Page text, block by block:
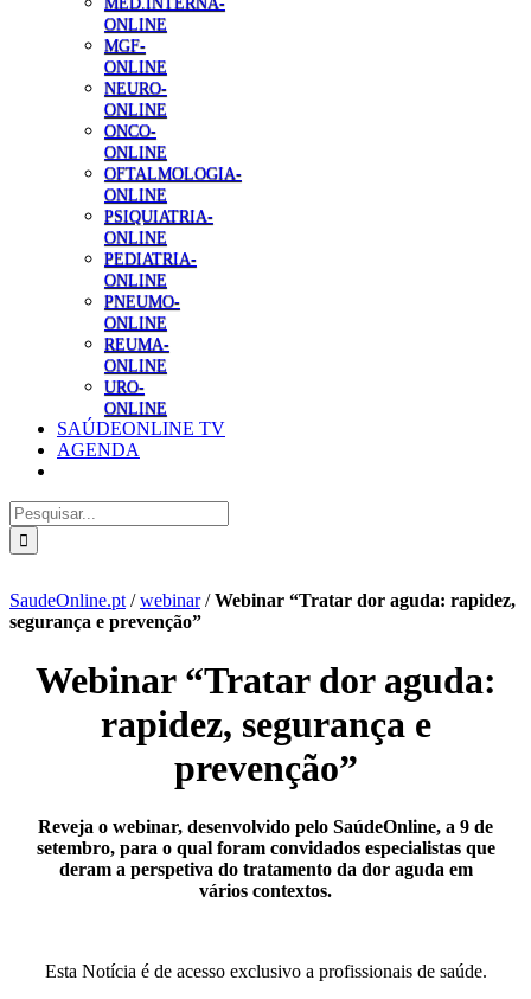
ONLINE
MGF-
ONLINE
NEURO-
ONLINE
ONCO-
ONLINE
OFTALMOLOGIA-
ONLINE
PSIQUIATRIA-
ONLINE
PEDIATRIA-
ONLINE
PNEUMO-
ONLINE
REUMA-
ONLINE
URO-
ONLINE
SAÚDEONLINE TV
AGENDA
Pesquisar
SaudeOnline.pt /webinar/Webinar “Tratar dor aguda: rapidez,
segurança e prevenção”
Webinar “Tratar dor aguda:
rapidez, segurança e
prevenção”
Reveja o webinar, desenvolvido pelo SaúdeOnline, a 9 de
setembro, para o qual foram convidados especialistas que
deram a perspetiva do tratamento da dor aguda em
vários contextos.
Esta Notícia é de acesso exclusivo a profissionais de saúde.